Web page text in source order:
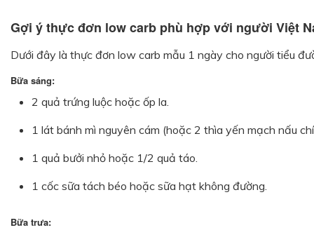
Gợi ý thực đơn low carb phù hợp với người Việt
Dưới đây là thực đơn low carb mẫu 1 ngày cho người tiểu
Bữa sáng:
2 quả trứng luộc hoặc ốp la.
1 lát bánh mì nguyên cám (hoặc 2 thìa yến mạch nấu
1 quả bưởi nhỏ hoặc 1/2 quả táo.
1 cốc sữa tách béo hoặc sữa hạt không đường.
Bữa trưa: